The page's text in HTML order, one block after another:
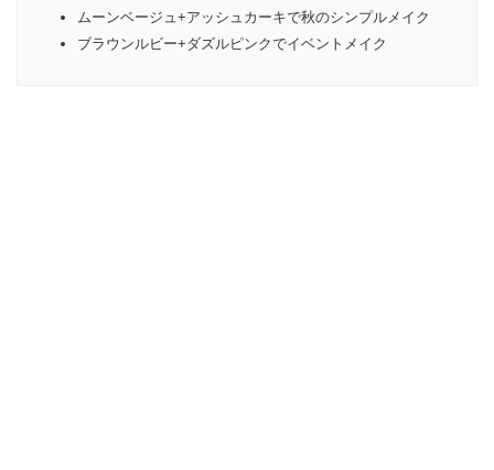
ムーンベージュ+アッシュカーキで秋のシンプルメイク
ブラウンルビー+ダズルピンクでイベントメイク